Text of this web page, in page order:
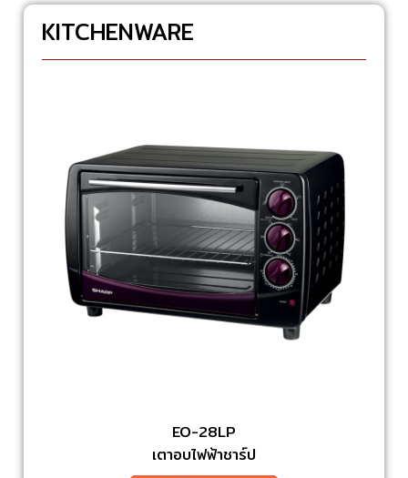
KITCHENWARE
EO-28LP
เตาอบไฟฟ้าชาร์ป